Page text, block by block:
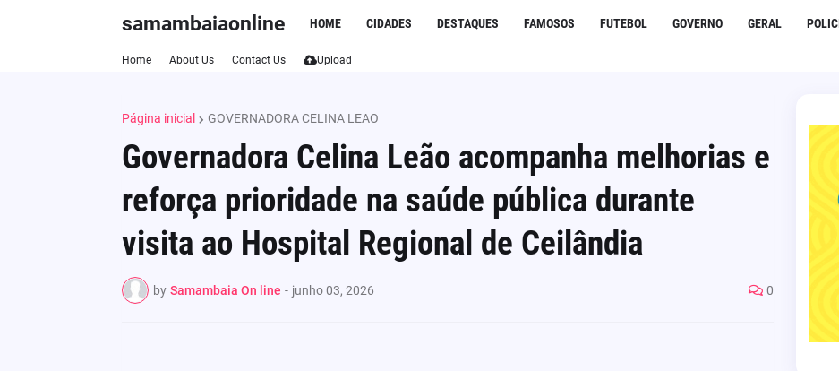
samambaiaonline HOME CIDADES DESTAQUES FAMOSOS FUTEBOL GOVERNO GERAL
Home About Us Contact Us Upload
Página inicial GOVERNADORA CELINA LEAO
Governadora Celina Leão acompanha melhorias e
reforça prioridade na saúde pública durante
visita ao Hospital Regional de Ceilândia
by Samambaia On line - junho 03, 2026 0